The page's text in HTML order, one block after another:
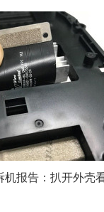
件包分享,附固件安
机报告：扒开外壳